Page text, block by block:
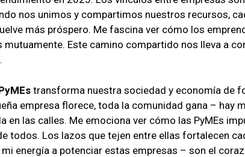
nos unimos y compartimos nuestros recursos,
más próspero. Me fascina ver cómo los
mutuamente. Este camino compartido nos lleva a
transforma nuestra sociedad y economía de
empresa florece, toda la comunidad gana – hay
en las calles. Me emociona ver cómo las PyMEs
todos. Los lazos que tejen entre ellas fortalecen
energía a potenciar estas empresas – son el